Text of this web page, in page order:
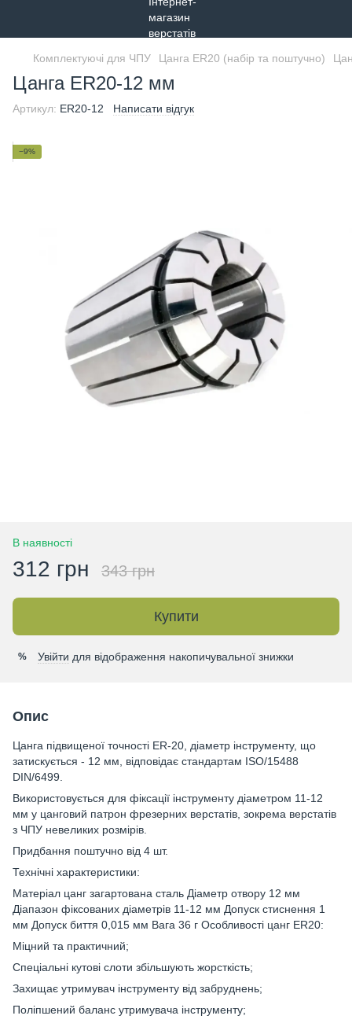
Комплектуючі для ЧПУ Цанга ER20 (набір та поштучно)
Цанга ER20-12 мм
Артикул: ER20-12 Написати відгук
−9%
В наявності
312 грн 343 грн
Купити
% Увійти для відображення накопичувальної знижки
Опис
Цанга підвищеної точності ER-20, діаметр інструменту, що
затискується - 12 мм, відповідає стандартам ISO/15488
DIN/6499.
Використовується для фіксації інструменту діаметром 11-12
мм у цанговий патрон фрезерних верстатів, зокрема верстатів
з ЧПУ невеликих розмірів.
Придбання поштучно від 4 шт.
Технічні характеристики:
Матеріал цанг загартована сталь Діаметр отвору 12 мм
Діапазон фіксованих діаметрів 11-12 мм Допуск стиснення 1
мм Допуск биття 0,015 мм Вага 36 г Особливості цанг ER20:
Міцний та практичний;
Спеціальні кутові слоти збільшують жорсткість;
Захищає утримувач інструменту від забруднень;
Поліпшений баланс утримувача інструменту;